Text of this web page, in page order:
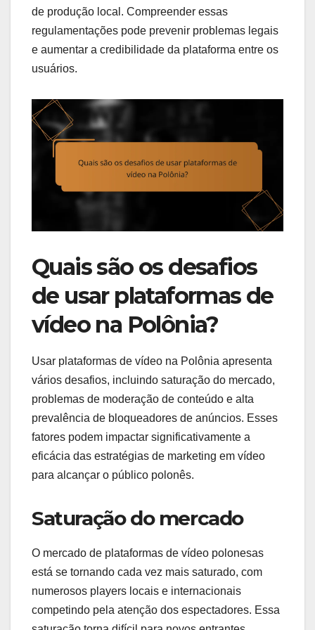
de produção local. Compreender essas
regulamentações pode prevenir problemas legais
e aumentar a credibilidade da plataforma entre os
usuários.
Quais são os desafios
de usar plataformas de
vídeo na Polônia?
Usar plataformas de vídeo na Polônia apresenta
vários desafios, incluindo saturação do mercado,
problemas de moderação de conteúdo e alta
prevalência de bloqueadores de anúncios. Esses
fatores podem impactar significativamente a
eficácia das estratégias de marketing em vídeo
para alcançar o público polonês.
Saturação do mercado
O mercado de plataformas de vídeo polonesas
está se tornando cada vez mais saturado, com
numerosos players locais e internacionais
competindo pela atenção dos espectadores. Essa